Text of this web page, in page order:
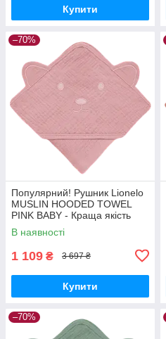
Купити
–70%
Популярний! Рушник Lionelo
MUSLIN HOODED TOWEL
PINK BABY - Краща якість
тільки на Nukleon.com.ua
В наявності
1 109 ₴ 3 697 ₴
Купити
–70%